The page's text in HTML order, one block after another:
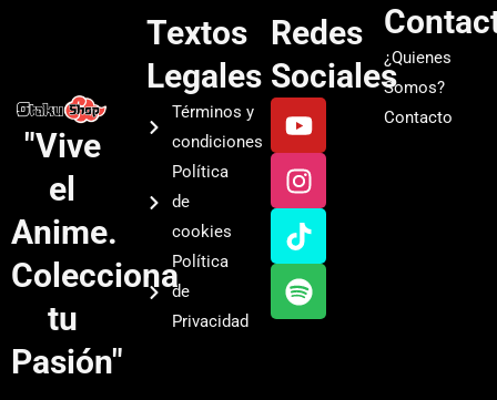
"Vive
el
Anime.
Colecciona
tu
Pasión"
Textos
Legales
Términos y
condiciones
Política
de
cookies
Política
de
Privacidad
Redes
Sociales
Y
o
u
t
u
b
e
I
n
s
t
a
g
r
a
T
i
k
t
o
k
S
p
o
t
i
f
y
¿Quienes
Somos?
Contacto